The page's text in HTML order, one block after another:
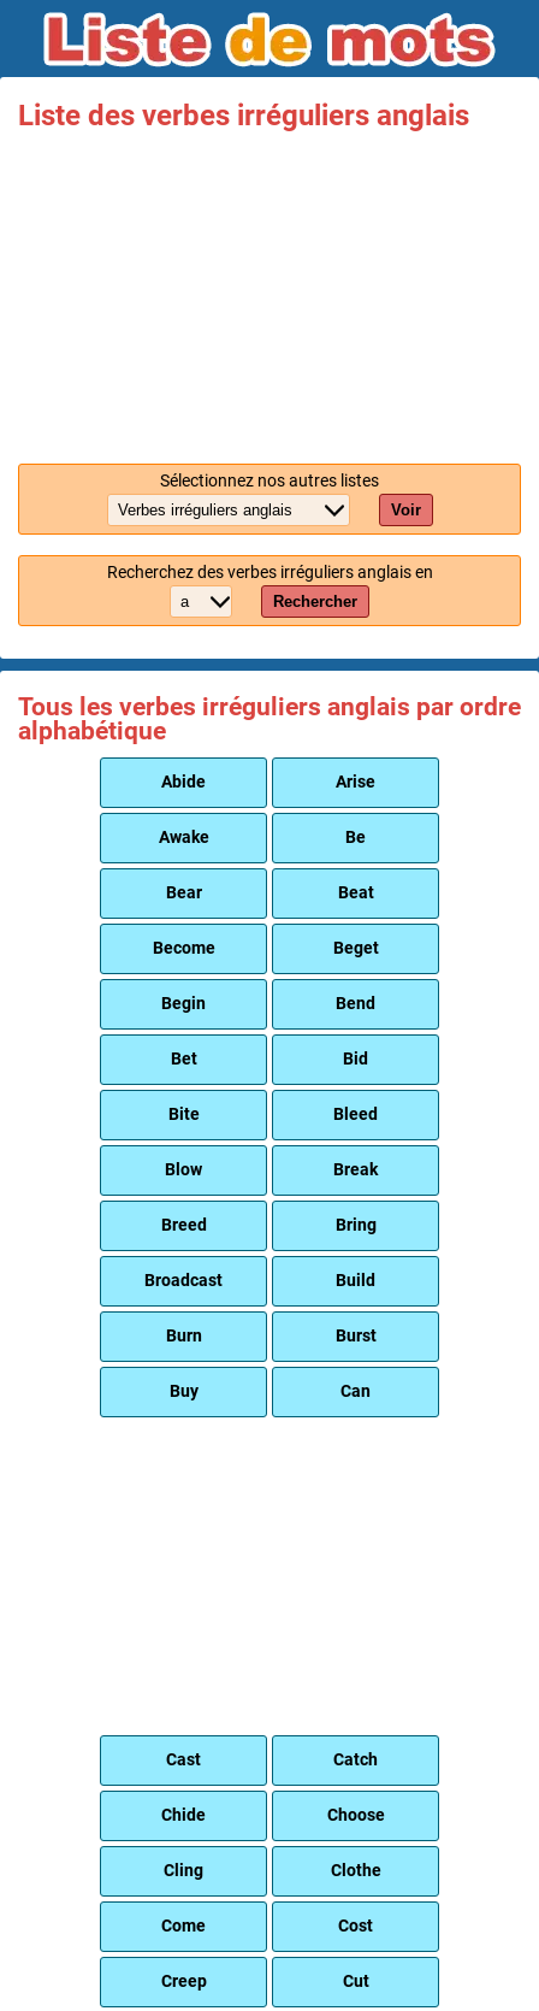
Liste des verbes irréguliers anglais
Sélectionnez nos autres listes
Voir
Recherchez des verbes irréguliers anglais en
Rechercher
Tous les verbes irréguliers anglais par ordre
alphabétique
Abide Arise
Awake Be
Bear Beat
Become Beget
Begin Bend
Bet Bid
Bite Bleed
Blow Break
Breed Bring
Broadcast Build
Burn Burst
Buy Can
Cast Catch
Chide Choose
Cling Clothe
Come Cost
Creep Cut